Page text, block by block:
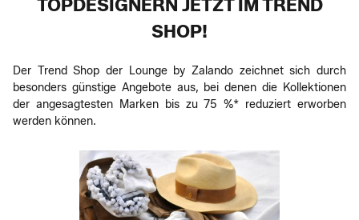
TOPDESIGNERN JETZT IM TREND
SHOP!
Der Trend Shop der Lounge by Zalando zeichnet sich durch
besonders günstige Angebote aus, bei denen die Kollektionen
der angesagtesten Marken bis zu 75 %* reduziert erworben
werden können.